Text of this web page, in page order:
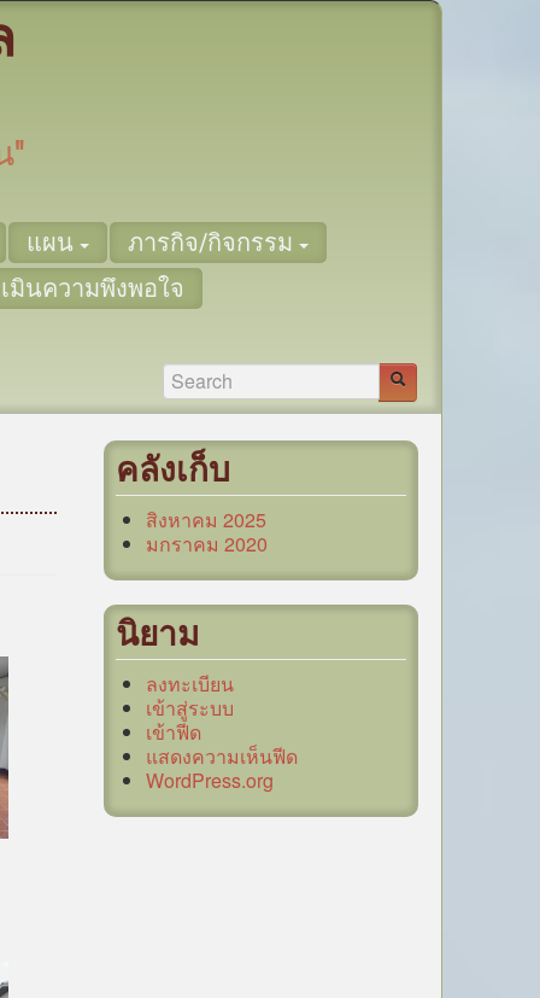
"
แผน
ภารกิจ/กิจกรรม
มินความพึงพอใจ
คลังเก็บ
สิงหาคม 2025
มกราคม 2020
นิยาม
ลงทะเบียน
เข้าสู่ระบบ
เข้าฟีด
แสดงความเห็นฟีด
WordPress.org